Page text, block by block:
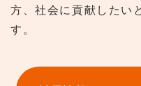
方、社会に貢献したい
す。